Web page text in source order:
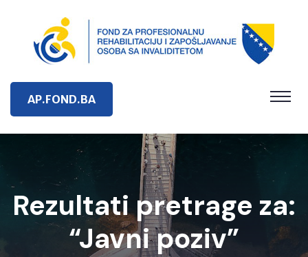
AP.FOND.BA
Rezultati pretrage za:
“Javni poziv”